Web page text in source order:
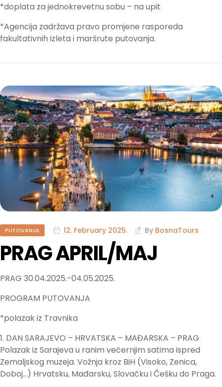
*doplata za jednokrevetnu sobu – na upit
*Agencija zadržava pravo promjene rasporeda
fakultativnih izleta i maršrute putovanja.
PUTOVANJA 12. February 2025. By BosnaTours
PRAG APRIL/MAJ
PRAG 30.04.2025.-04.05.2025.
PROGRAM PUTOVANJA
*polazak iz Travnika
1. DAN SARAJEVO – HRVATSKA – MAĐARSKA – PRAG
Polazak iz Sarajeva u ranim večernjim satima ispred
Zemaljskog muzeja. Vožnja kroz BiH (Visoko, Zenica,
Doboj…) Hrvatsku, Mađarsku, Slovačku i Češku do Praga.